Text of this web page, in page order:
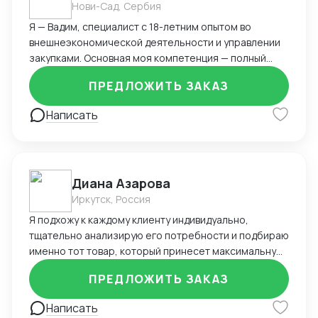
Нови-Сад, Сербия
Я — Вадим, специалист с 18-летним опытом во
внешнеэкономической деятельности и управлении
закупками. Основная моя компетенция — полный
цикл работы с зарубежными поставщиками, в первую
очередь из Китая, включая поиск, переговоры,
организацию логистики и таможенного оформления.
Ключевые навыки и достижения: Организовывал
доставки. Запускал более 20 товаров под
собственным брендом на маркетплейсах Ozon и
Wildberries. Контролировал бюджет закупок до 350
000 $ в год, оптимизируя расходы и условия
предоплаты. Вёл сопровождение сертификации
продукции, претензионную работу и возвраты.
Управлял складскими остатками и рассчитывал
оптимальные объёмы закупок, обеспечивая
оборачиваемость и минимизацию out-of-stock.
Уверенно работаю с ВЭД-документацией,
Написать
ПРЕДЛОЖИТЬ ЗАКАЗ
Диана Азарова
Иркутск, Россия
Я подхожу к каждому клиенту индивидуально,
тщательно анализирую его потребности и подбираю
именно тот товар, который принесет максимальную
прибыль. Мой опыт позволяет мне не только
находить лучшие предложения, но и обеспечивать
полное сопровождение сделки – от первого
контакта с поставщиком до доставки товара в ваш
Написать
ПРЕДЛОЖИТЬ ЗАКАЗ